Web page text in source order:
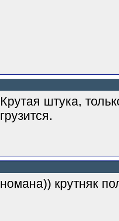
Крутая штука,
грузится.
номана)) крутняк